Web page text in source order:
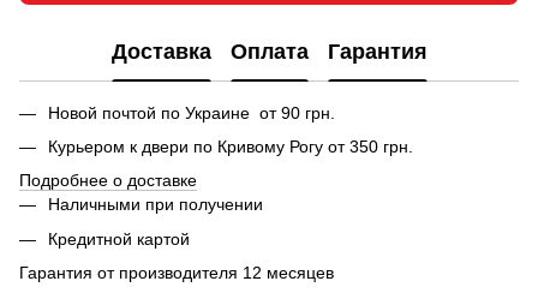
Доставка Оплата Гарантия
Новой почтой по Украине от 90 грн.
Курьером к двери по Кривому Рогу от 350 грн.
Подробнее о доставке
Наличными при получении
Кредитной картой
Гарантия от производителя 12 месяцев